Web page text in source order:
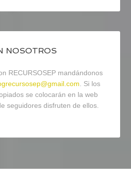
NOSOTROS
RECURSOSEP mandándonos
. Si los
se colocarán en la web
seguidores disfruten de ellos.